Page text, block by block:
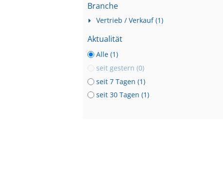
Branche
Vertrieb / Verkauf (1)
Aktualität
Alle (1)
seit gestern (0)
seit 7 Tagen (1)
seit 30 Tagen (1)